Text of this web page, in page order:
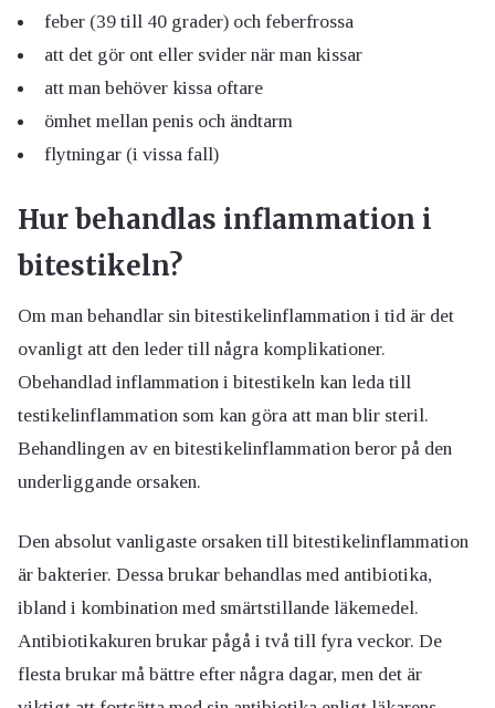
feber (39 till 40 grader) och feberfrossa
att det gör ont eller svider när man kissar
att man behöver kissa oftare
ömhet mellan penis och ändtarm
flytningar (i vissa fall)
Hur behandlas inflammation i
bitestikeln?
Om man behandlar sin bitestikelinflammation i tid är det
ovanligt att den leder till några komplikationer.
Obehandlad inflammation i bitestikeln kan leda till
testikelinflammation som kan göra att man blir steril.
Behandlingen av en bitestikelinflammation beror på den
underliggande orsaken.
Den absolut vanligaste orsaken till bitestikelinflammation
är bakterier. Dessa brukar behandlas med antibiotika,
ibland i kombination med smärtstillande läkemedel.
Antibiotikakuren brukar pågå i två till fyra veckor. De
flesta brukar må bättre efter några dagar, men det är